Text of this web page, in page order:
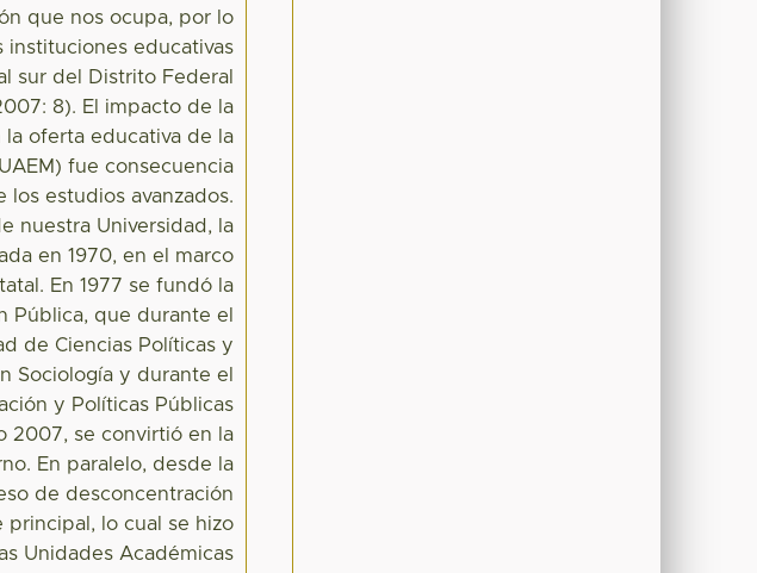
que nos ocupa, por lo
instituciones educativas
sur del Distrito Federal
8). El impacto de la
la oferta educativa de la
fue consecuencia
estudios avanzados.
nuestra Universidad, la
en 1970, en el marco
En 1977 se fundó la
Pública, que durante el
de Ciencias Políticas y
Sociología y durante el
y Políticas Públicas
2007, se convirtió en la
En paralelo, desde la
de desconcentración
principal, lo cual se hizo
Unidades Académicas